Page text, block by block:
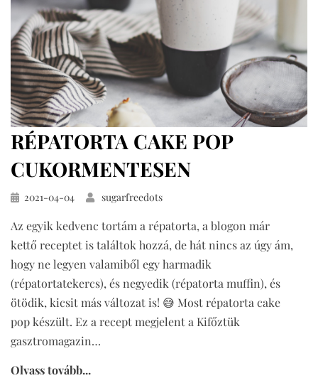
RÉPATORTA CAKE POP
CUKORMENTESEN
Közzétéve
2021-04-04 sugarfreedots
Az egyik kedvenc tortám a répatorta, a blogon már
kettő receptet is találtok hozzá, de hát nincs az úgy ám,
hogy ne legyen valamiből egy harmadik
(répatortatekercs), és negyedik (répatorta muffin), és
ötödik, kicsit más változat is! 😅 Most répatorta cake
pop készült. Ez a recept megjelent a Kifőztük
gasztromagazin…
Olvass tovább...